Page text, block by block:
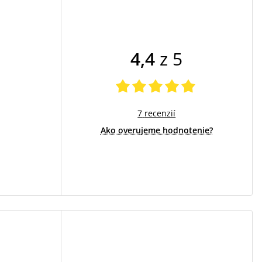
4,4 z 5
7 recenzií
Ako overujeme hodnotenie?